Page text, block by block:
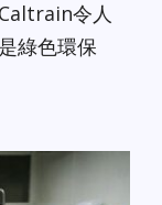
令人
綠色環保